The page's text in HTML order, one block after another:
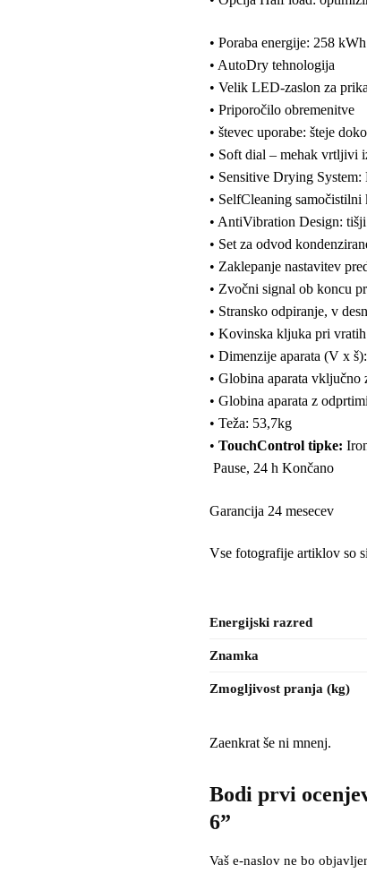
• Poraba energije: 258 kWh
• AutoDry tehnologija
• Velik LED-zaslon za
• Priporočilo obremenitve
• števec uporabe: šteje
• Soft dial – mehak vrtljivi
• Sensitive Drying
• SelfCleaning samočistilni
• AntiVibration Design:
• Set za odvod
• Zaklepanje nastavitev
• Zvočni signal ob koncu
• Stransko odpiranje, v
• Kovinska kljuka pri vratih
• Dimenzije aparata (V x
• Globina aparata vključno
• Globina aparata z
• Teža: 53,7kg
• TouchControl tipke:
Pause, 24 h Končano
Garancija 24 mesecev
Vse fotografije artiklov so
Energijski razred
Znamka
Zmogljivost pranja (kg)
Zaenkrat še ni mnenj.
Bodi prvi
6”
Vaš e-naslov ne bo